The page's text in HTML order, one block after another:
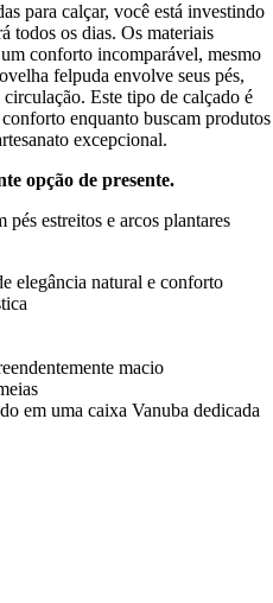
para calçar, você está investindo
todos os dias. Os materiais
conforto incomparável, mesmo
felpuda envolve seus pés,
Este tipo de calçado é
enquanto buscam produtos
excepcional.
opção de presente.
pés estreitos e arcos plantares
elegância natural e conforto
macio
em uma caixa Vanuba dedicada